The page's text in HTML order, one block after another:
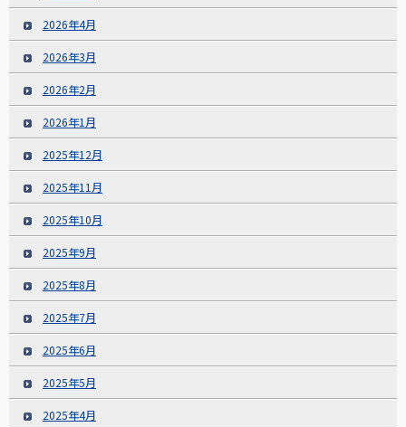
2026年4月
2026年3月
2026年2月
2026年1月
2025年12月
2025年11月
2025年10月
2025年9月
2025年8月
2025年7月
2025年6月
2025年5月
2025年4月